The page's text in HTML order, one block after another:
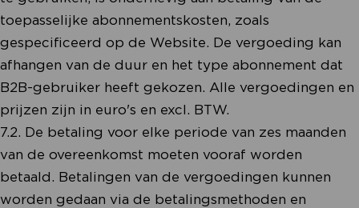
toepasselijke abonnementskosten, zoals
gespecificeerd op de Website. De vergoeding kan
afhangen van de duur en het type abonnement dat
B2B-gebruiker heeft gekozen. Alle vergoedingen en
prijzen zijn in euro's en excl. BTW.
7.2. De betaling voor elke periode van zes maanden
van de overeenkomst moeten vooraf worden
betaald. Betalingen van de vergoedingen kunnen
worden gedaan via de betalingsmethoden en